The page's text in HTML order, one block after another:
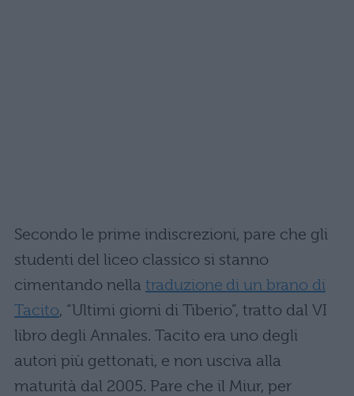
Secondo le prime indiscrezioni, pare che gli
studenti del liceo classico si stanno
cimentando nella traduzione di un brano di
Tacito, “Ultimi giorni di Tiberio”, tratto dal VI
libro degli Annales. Tacito era uno degli
autori più gettonati, e non usciva alla
maturità dal 2005. Pare che il Miur, per